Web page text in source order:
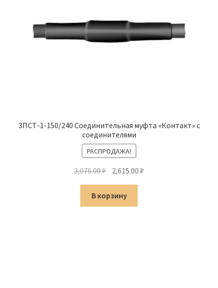
3ПСТ-1-150/240 Соединительная муфта «Контакт» с
соединителями
РАСПРОДАЖА!
3,076.00₽ Первоначальная
цена
составляла
3,076.00 ₽.
2,615.00₽
В корзину